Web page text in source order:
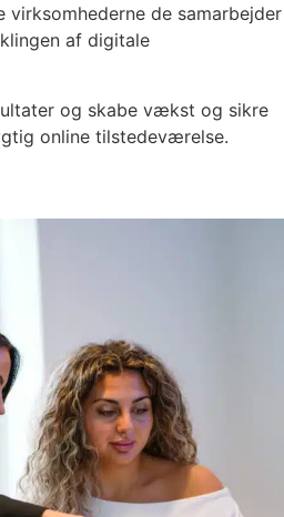
de samarbejder
af digitale
og skabe vækst og sikre
online tilstedeværelse.